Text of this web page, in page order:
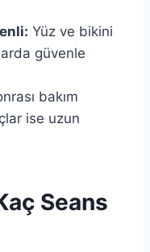
Yüz ve bikini
güvenle
bakım
ise uzun
Seans